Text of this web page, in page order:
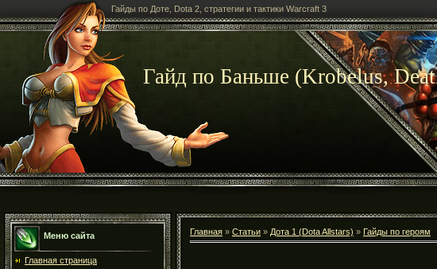
Гайды по Доте, Dota 2, стратегии и тактики Warcraft 3
Гайд по Баньше (Krobelus,
Меню сайта
Главная страница
Главная » Статьи » Дота 1 (Dota Allstars) » Гайды по героям